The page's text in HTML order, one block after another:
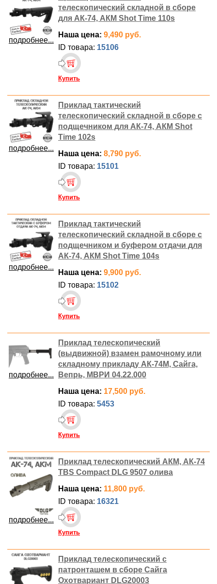
подробнее...
телескопический складной в сборе
для АК-74, АКМ Shot Time 110s
Наша цена: 9,490 руб.
ID товара: 15106
Купить
подробнее...
Приклад тактический
телескопический складной в сборе с
подщечником для АК-74, АКМ Shot
Time 102s
Наша цена: 8,790 руб.
ID товара: 15101
Купить
подробнее...
Приклад тактический
телескопический складной в сборе с
подщечником и буфером отдачи для
АК-74, АКМ Shot Time 104s
Наша цена: 9,900 руб.
ID товара: 15102
Купить
подробнее...
Приклад телескопический
(выдвижной) взамен рамочному или
складному прикладу АК-74М, Сайга,
Вепрь, МВРИ 04.22.000
Наша цена: 17,500 руб.
ID товара: 5453
Купить
подробнее...
Приклад телескопический АКМ, АК-74
TBS Compact DLG 9507 олива
Наша цена: 11,800 руб.
ID товара: 16321
Купить
Приклад телескопический с
патронташем в сборе Сайга
Охотвариант DLG20003